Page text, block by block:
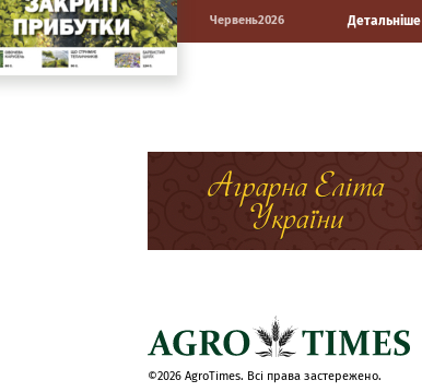
Червень2026 Детальніше
©2026 AgroTimes. Всі права застережено.